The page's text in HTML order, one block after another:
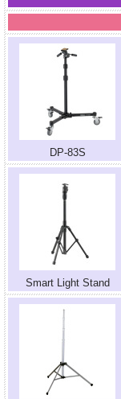
DP-83S
Smart Light Stand